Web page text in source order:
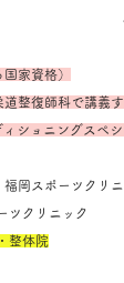
家資格）
整復師科で講義
ショニングスペシ
岡スポーツクリニ
ツクリニック
整体院